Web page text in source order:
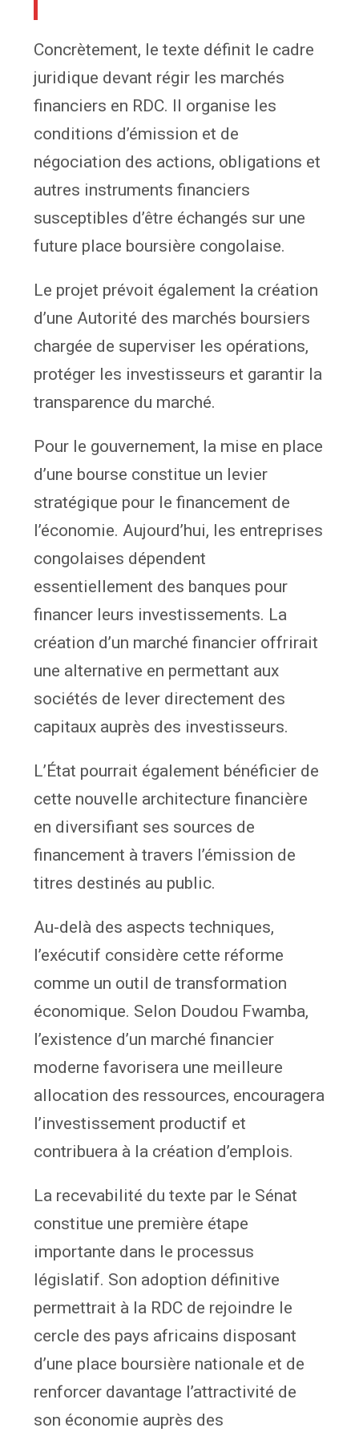
Concrètement, le texte définit le cadre
juridique devant régir les marchés
financiers en RDC. Il organise les
conditions d’émission et de
négociation des actions, obligations et
autres instruments financiers
susceptibles d’être échangés sur une
future place boursière congolaise.
Le projet prévoit également la création
d’une Autorité des marchés boursiers
chargée de superviser les opérations,
protéger les investisseurs et garantir la
transparence du marché.
Pour le gouvernement, la mise en place
d’une bourse constitue un levier
stratégique pour le financement de
l’économie. Aujourd’hui, les entreprises
congolaises dépendent
essentiellement des banques pour
financer leurs investissements. La
création d’un marché financier offrirait
une alternative en permettant aux
sociétés de lever directement des
capitaux auprès des investisseurs.
L’État pourrait également bénéficier de
cette nouvelle architecture financière
en diversifiant ses sources de
financement à travers l’émission de
titres destinés au public.
Au-delà des aspects techniques,
l’exécutif considère cette réforme
comme un outil de transformation
économique. Selon Doudou Fwamba,
l’existence d’un marché financier
moderne favorisera une meilleure
allocation des ressources, encouragera
l’investissement productif et
contribuera à la création d’emplois.
La recevabilité du texte par le Sénat
constitue une première étape
importante dans le processus
législatif. Son adoption définitive
permettrait à la RDC de rejoindre le
cercle des pays africains disposant
d’une place boursière nationale et de
renforcer davantage l’attractivité de
son économie auprès des